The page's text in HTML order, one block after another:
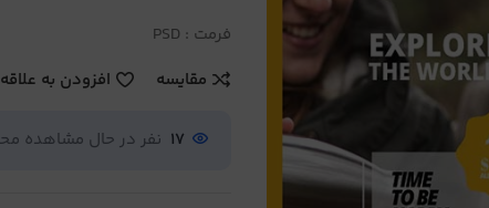
فرمت : PSD
مقایسه
افزودن به
17 نفر در حال مشاهده